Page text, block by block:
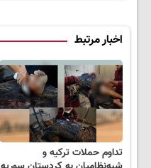
اخبار مرتبط
تداوم حملات ترکیه و